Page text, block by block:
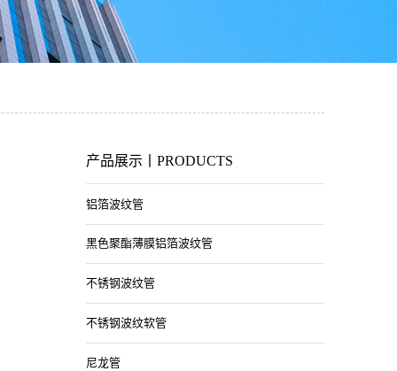
产品展示丨PRODUCTS
铝箔波纹管
黑色聚酯薄膜铝箔波纹管
不锈钢波纹管
不锈钢波纹软管
尼龙管